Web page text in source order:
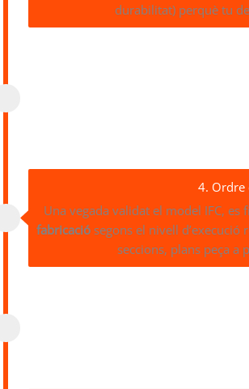
durabilitat) perquè tu
4. Ordre
Una vegada validat el model IFC, es
fabricació segons el nivell
seccions, plans peça a